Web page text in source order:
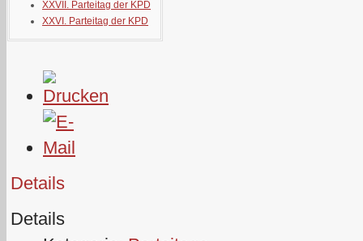
XXVII. Parteitag der KPD
XXVI. Parteitag der KPD
Details
Details